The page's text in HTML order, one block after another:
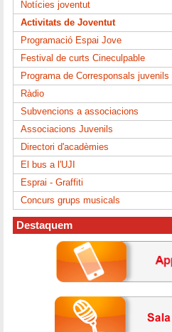
Notícies joventut
Activitats de Joventut
Programació Espai Jove
Festival de curts Cineculpable
Programa de Corresponsals juvenils
Ràdio
Subvencions a associacions
Associacions Juvenils
Directori d'acadèmies
El bus a l'UJI
Esprai - Graffiti
Concurs grups musicals
Destaquem